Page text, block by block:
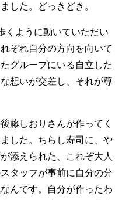
した。どっきどき。
くように動いていただい
ぞれ自分の方向を向いて
グループにいる自立した
想いが交差し、それが尊
藤しおりさんが作ってく
した。ちらし寿司に、や
添えられた、これぞ大人
タッフが事前に自分の分
んです。自分が作ったわ